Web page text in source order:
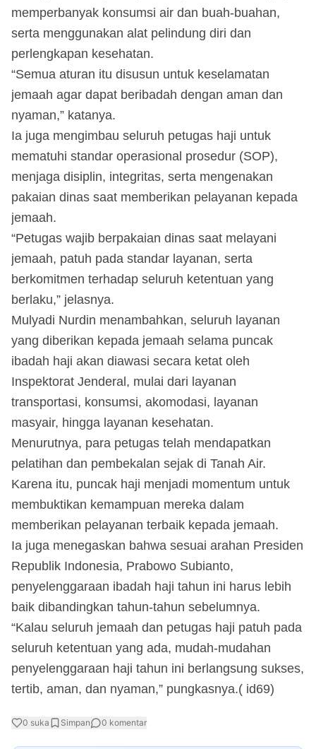
memperbanyak konsumsi air dan buah-buahan,
serta menggunakan alat pelindung diri dan
perlengkapan kesehatan.
“Semua aturan itu disusun untuk keselamatan
jemaah agar dapat beribadah dengan aman dan
nyaman,” katanya.
Ia juga mengimbau seluruh petugas haji untuk
mematuhi standar operasional prosedur (SOP),
menjaga disiplin, integritas, serta mengenakan
pakaian dinas saat memberikan pelayanan kepada
jemaah.
“Petugas wajib berpakaian dinas saat melayani
jemaah, patuh pada standar layanan, serta
berkomitmen terhadap seluruh ketentuan yang
berlaku,” jelasnya.
Mulyadi Nurdin menambahkan, seluruh layanan
yang diberikan kepada jemaah selama puncak
ibadah haji akan diawasi secara ketat oleh
Inspektorat Jenderal, mulai dari layanan
transportasi, konsumsi, akomodasi, layanan
masyair, hingga layanan kesehatan.
Menurutnya, para petugas telah mendapatkan
pelatihan dan pembekalan sejak di Tanah Air.
Karena itu, puncak haji menjadi momentum untuk
membuktikan kemampuan mereka dalam
memberikan pelayanan terbaik kepada jemaah.
Ia juga menegaskan bahwa sesuai arahan Presiden
Republik Indonesia, Prabowo Subianto,
penyelenggaraan ibadah haji tahun ini harus lebih
baik dibandingkan tahun-tahun sebelumnya.
“Kalau seluruh jemaah dan petugas haji patuh pada
seluruh ketentuan yang ada, mudah-mudahan
penyelenggaraan haji tahun ini berlangsung sukses,
tertib, aman, dan nyaman,” pungkasnya.( id69)
0 suka Simpan 0 komentar